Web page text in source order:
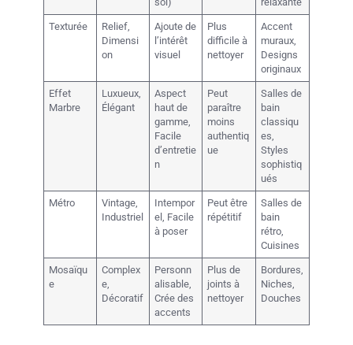
Texturée
Relief,
Dimensi
on
Ajoute de
l’intérêt
visuel
Plus
difficile à
nettoyer
Accent
muraux,
Designs
originaux
Effet
Marbre
Luxueux,
Élégant
Aspect
haut de
gamme,
Facile
d’entretie
n
Peut
paraître
moins
authentiq
ue
Salles de
bain
classiqu
es,
Styles
sophistiq
ués
Métro
Vintage,
Industriel
Intempor
el, Facile
à poser
Peut être
répétitif
Salles de
bain
rétro,
Cuisines
Mosaïqu
e
Complex
e,
Décoratif
Personn
alisable,
Crée des
accents
Plus de
joints à
nettoyer
Bordures,
Niches,
Douches